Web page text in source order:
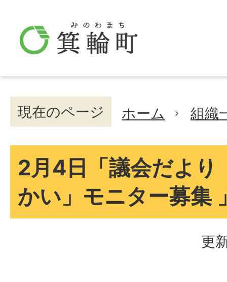
現在のページ ホーム 組織
2月4日「議会だより
かい」モニター募集
更